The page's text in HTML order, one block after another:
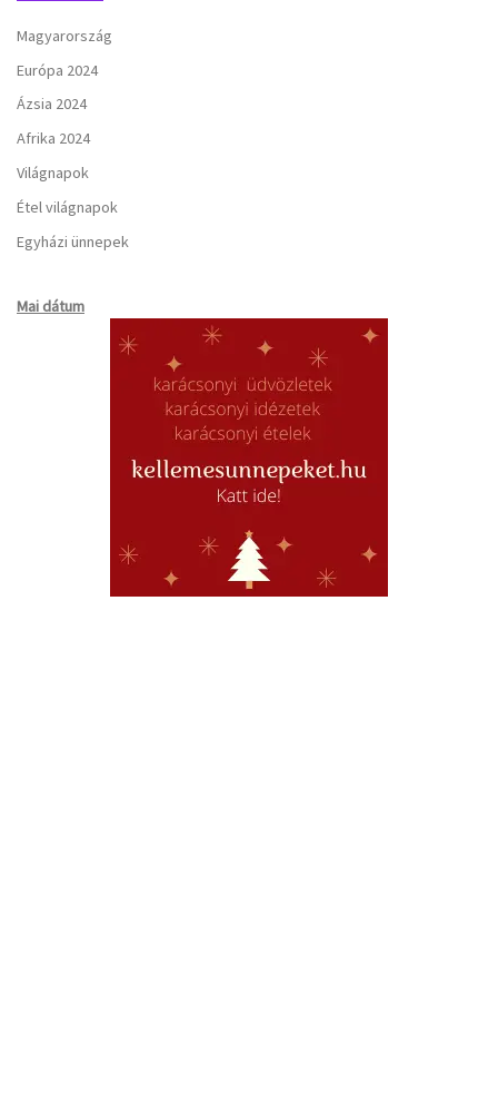
Magyarország
Európa 2024
Ázsia 2024
Afrika 2024
Világnapok
Étel világnapok
Egyházi ünnepek
Mai dátum